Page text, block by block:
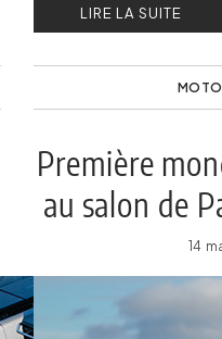
LIRE LA SUITE
Première
au salon de
14